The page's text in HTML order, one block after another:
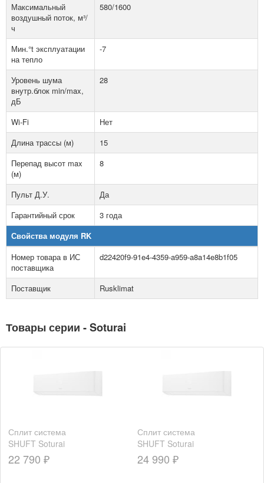
Максимальный
воздушный поток, м³/
ч
580/1600
Мин.°t эксплуатации
на тепло
-7
Уровень шума
внутр.блок min/max,
дБ
28
Wi-Fi
Нет
Длина трассы (м)
15
Перепад высот max
(м)
8
Пульт Д.У.
Да
Гарантийный срок
3 года
Свойства модуля RK
Номер товара в ИС
поставщика
d22420f9-91e4-4359-a959-a8a14e8b1f05
Поставщик Rusklimat
Товары серии - Soturai
Сплит система
SHUFT Soturai
SFTH-07HN8
22 790 ₽
Сплит система
SHUFT Soturai
SFTH-09HN8
24 990 ₽